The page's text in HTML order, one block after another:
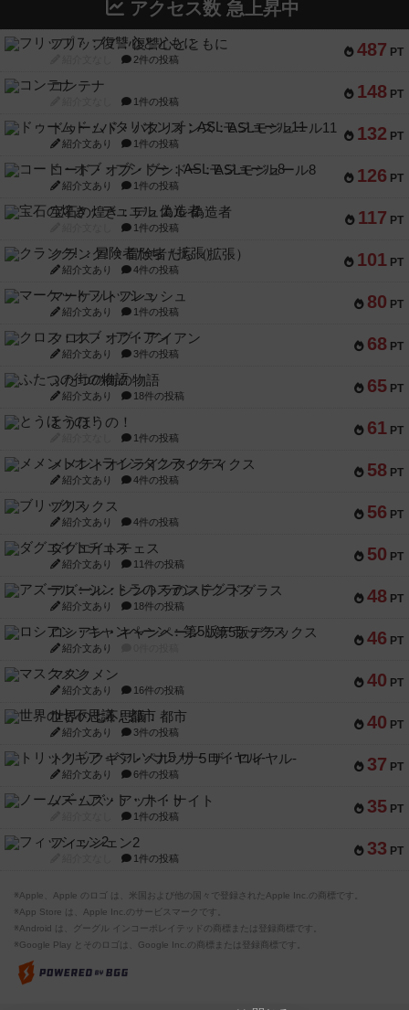
アクセス数 急上昇中
487 PT
フリップ７：復讐心とともに
2件の投稿
148 PT
コンテナ
1件の投稿
132 PT
ドゥームド・バタリオンズ：ASLモジュール11
紹介文あり 1件の投稿
126 PT
コード・オブ・ブシドー：ASLモジュール8
紹介文あり 1件の投稿
117 PT
宝石の煌き：デュエル 偽造者
1件の投稿
101 PT
クランク! ：冒険者たち（拡張）
紹介文あり 4件の投稿
80 PT
マーケットフレッシュ
紹介文あり 1件の投稿
68 PT
クロス・オブ・アイアン
紹介文あり 3件の投稿
65 PT
ふたつの街の物語
紹介文あり 18件の投稿
61 PT
とうほうの！
1件の投稿
58 PT
メメントオンラインタクティクス
紹介文あり 4件の投稿
56 PT
ブリックス
紹介文あり 4件の投稿
50 PT
ダグエイトチェス
紹介文あり 11件の投稿
48 PT
アズール：シントラのステンドグラス
紹介文あり 18件の投稿
46 PT
ロシアン・キャンペーン：第5版デラックス
紹介文あり
40 PT
マスクメン
紹介文あり 16件の投稿
40 PT
世界の七不思議：都市
紹介文あり 3件の投稿
37 PT
トリックギア - ペルソナ5 ザ・ロイヤル-
紹介文あり 6件の投稿
35 PT
ノームズ・アット・ナイト
1件の投稿
33 PT
フィッシェン2
1件の投稿
※Apple、Apple のロゴ は、米国および他の国々で登録されたApple Inc.の商標です。
※App Store は、Apple Inc.のサービスマークです。
※Android は、グーグル インコーポレイテッドの商標または登録商標です。
※Google Play とそのロゴは、Google Inc.の商標または登録商標です。